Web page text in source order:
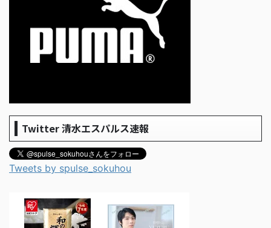
Twitter 清水エスパルス速報
Tweets by spulse_sokuhou